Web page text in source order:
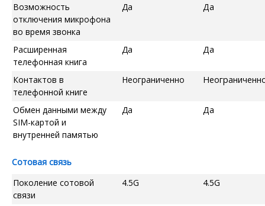
Возможность
отключения микрофона
во время звонка
Да Да
Расширенная
телефонная книга
Да Да
Контактов в
телефонной книге
Неограниченно
Обмен данными между
SIM-картой и
внутренней памятью
Да Да
Сотовая связь
Поколение сотовой
связи
4.5G 4.5G